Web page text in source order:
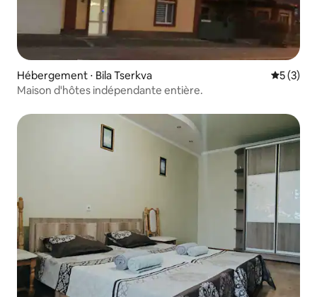
Hébergement ⋅ Bila Tserkva
5 (3)
Maison d'hôtes indépendante entière.